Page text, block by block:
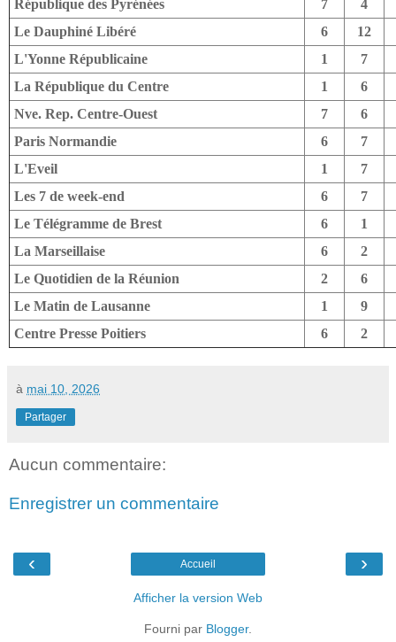
République des Pyrénées 7
4
Le Dauphiné Libéré
6
12
L'Yonne Républicaine
1
7
La République du Centre
1
6
Nve. Rep. Centre-Ouest
7
6
Paris Normandie
6
7
L'Eveil
1
7
Les 7 de week-end
6
7
Le Télégramme de Brest
6
1
La Marseillaise
6
2
Le Quotidien de la Réunion
2
6
Le Matin de Lausanne
1
9
Centre Presse Poitiers
6 2
à mai 10, 2026
Partager
Aucun commentaire:
Enregistrer un commentaire
‹ ›
Accueil
Afficher la version Web
Fourni par Blogger.